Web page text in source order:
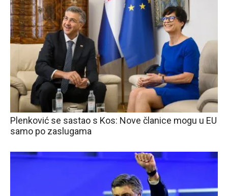
Plenković se sastao s Kos: Nove članice mogu u EU
samo po zaslugama